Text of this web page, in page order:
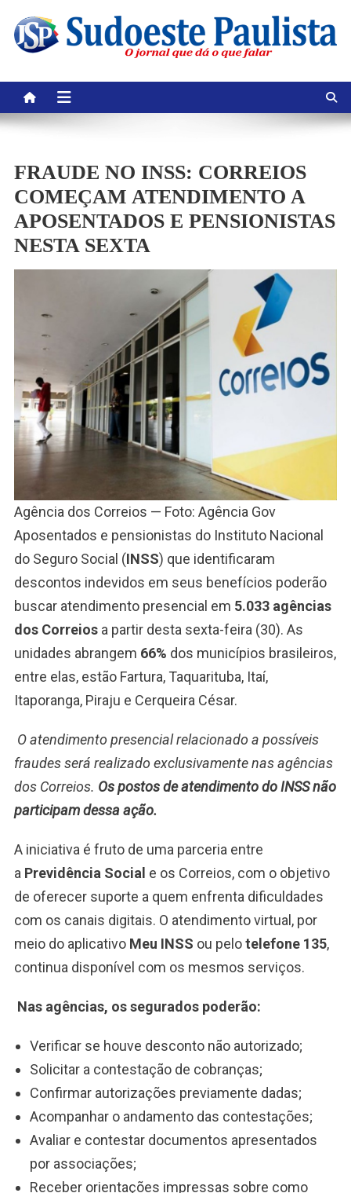
content
FRAUDE NO INSS: CORREIOS
COMEÇAM ATENDIMENTO A
APOSENTADOS E PENSIONISTAS
NESTA SEXTA
Agência dos Correios — Foto: Agência Gov
Aposentados e pensionistas do Instituto Nacional
do Seguro Social (INSS) que identificaram
descontos indevidos em seus benefícios poderão
buscar atendimento presencial em 5.033 agências
dos Correiosa partir desta sexta-feira (30). As
unidades abrangem 66% dos municípios brasileiros,
entre elas, estão Fartura, Taquarituba, Itaí,
Itaporanga, Piraju e Cerqueira César.
O atendimento presencial relacionado a possíveis
fraudes será realizado exclusivamente nas agências
dos Correios. Os postos de atendimento do INSS não
participam dessa ação.
A iniciativa é fruto de uma parceria entre
a Previdência Social e os Correios, com o objetivo
de oferecer suporte a quem enfrenta dificuldades
com os canais digitais. O atendimento virtual, por
meio do aplicativo Meu INSS ou pelotelefone 135,
continua disponível com os mesmos serviços.
Nas agências, os segurados poderão:
Verificar se houve desconto não autorizado;
Solicitar a contestação de cobranças;
Confirmar autorizações previamente dadas;
Acompanhar o andamento das contestações;
Avaliar e contestar documentos apresentados
por associações;
Receber orientações impressas sobre como